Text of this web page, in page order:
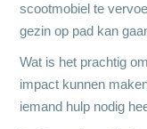
scootmobiel te
gezin op pad kan
Wat is het prachtig
impact kunnen
iemand hulp nodig